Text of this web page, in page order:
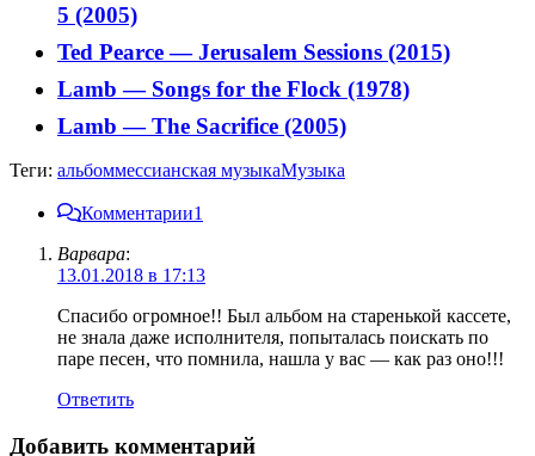
5 (2005)
Ted Pearce — Jerusalem Sessions (2015)
Lamb — Songs for the Flock (1978)
Lamb — The Sacrifice (2005)
Теги: альбоммессианская музыкаМузыка
Комментарии1
Варвара:
13.01.2018 в 17:13
Спасибо огромное!! Был альбом на старенькой кассете,
не знала даже исполнителя, попыталась поискать по
паре песен, что помнила, нашла у вас — как раз оно!!!
Ответить
Добавить комментарий